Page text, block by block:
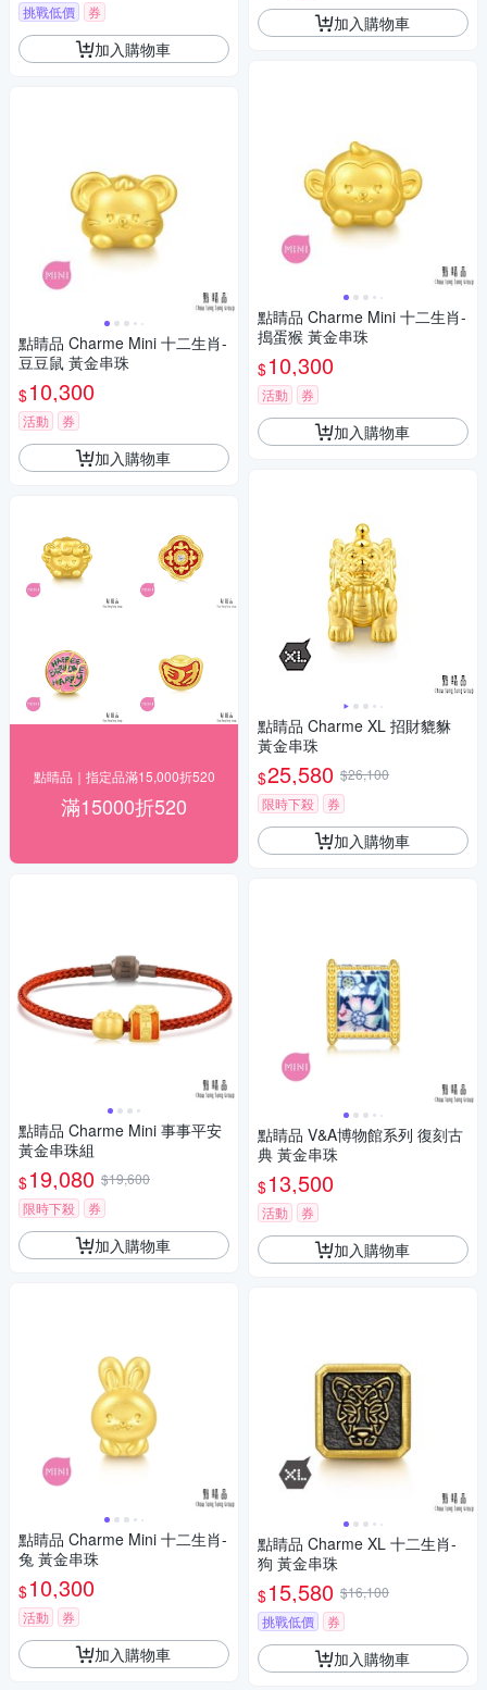
挑戰低價
券
加入購物車
點睛品 Charme Mini 十二生肖-
豆豆鼠 黃金串珠
$10,300
活動 券
加入購物車
點睛品｜指定品滿15,000折520
滿15000折520
點睛品 Charme Mini 事事平安
黃金串珠組
$19,080 $19,600
限時下殺
券
加入購物車
點睛品 Charme Mini 十二生肖-
兔 黃金串珠
$10,300
活動 券
加入購物車
加入購物車
點睛品 Charme Mini 十二生肖-
搗蛋猴 黃金串珠
$10,300
活動 券
加入購物車
點睛品 Charme XL 招財貔貅
黃金串珠
$25,580 $26,100
限時下殺
券
加入購物車
點睛品 V&A博物館系列 復刻古
典 黃金串珠
$13,500
活動 券
加入購物車
點睛品 Charme XL 十二生肖-
狗 黃金串珠
$15,580 $16,100
挑戰低價
券
加入購物車